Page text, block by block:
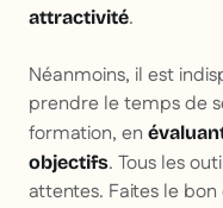
attractivité.
Néanmoins, il est
prendre le temps de
formation, en
objectifs. Tous les
attentes. Faites le bon